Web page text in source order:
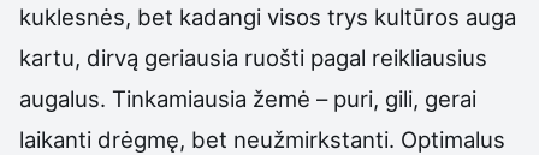
kuklesnės, bet kadangi visos trys kultūros auga
kartu, dirvą geriausia ruošti pagal reikliausius
augalus. Tinkamiausia žemė – puri, gili, gerai
laikanti drėgmę, bet neužmirkstanti. Optimalus